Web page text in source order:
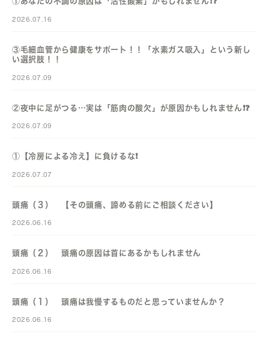
2026.07.16
③毛細血管から健康をサポート！！「水素ガス吸入」という新し
い選択肢！！
2026.07.09
②夜中に足がつる…実は「筋肉の酸欠」が原因かもしれません❗️❓️
2026.07.09
①【冷房による冷え】に負けるな❗️
2026.07.07
頭痛（３） 【その頭痛、諦める前にご相談ください】
2026.06.16
頭痛（２） 頭痛の原因は首にあるかもしれません
2026.06.16
頭痛（１） 頭痛は我慢するものだと思っていませんか？
2026.06.16